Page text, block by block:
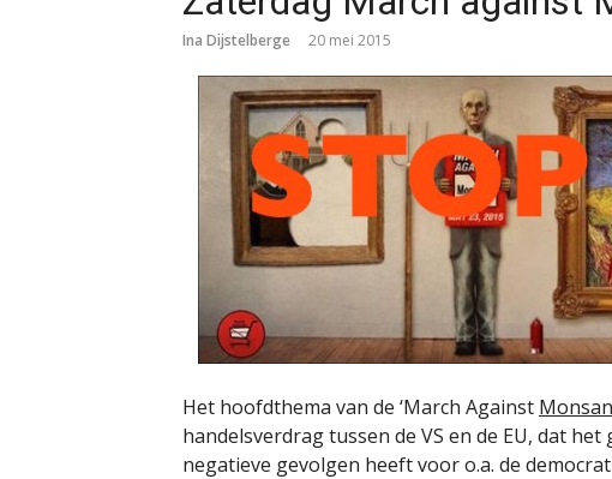
Ina Dijstelberge 20 mei 2015
Het hoofdthema van de ‘March Against
handelsverdrag tussen de VS en de EU, dat
negatieve gevolgen heeft voor o.a. de